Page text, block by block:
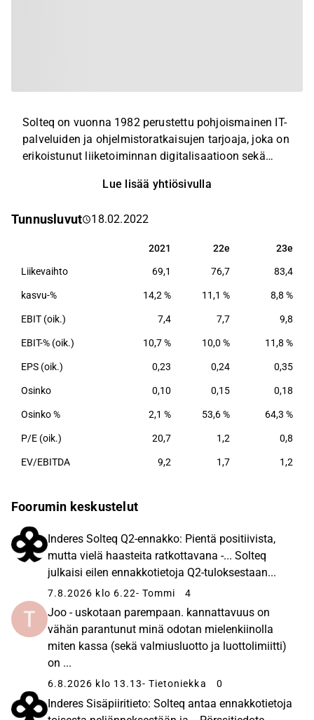
Solteq on vuonna 1982 perustettu pohjoismainen IT-
palveluiden ja ohjelmistoratkaisujen tarjoaja, joka on
erikoistunut liiketoiminnan digitalisaatioon sekä
toimialoja, joista yhtiöllä on pitkäaikainen kokemus,
toimii Pohjoismaissa ja muutamissa muissa
sähköisen liiketoiminnan kehityksen konsultoinnista
ja palvelumuotoilusta toteutuksiin ja ylläpitoon.
segmenttiin Solteq Digital ja Solteq Softwareen.
Lue lisää yhtiösivulla
Tunnusluvut 18.02.2022
2021 22e 23e
2021 22e 23e
Liikevaihto 69,1 76,7 83,4
kasvu-% 14,2 % 11,1 % 8,8 %
EBIT (oik.) 7,4 7,7 9,8
EBIT-% (oik.) 10,7 % 10,0 % 11,8 %
EPS (oik.) 0,23 0,24 0,35
Osinko 0,10 0,15 0,18
Osinko % 2,1 % 53,6 % 64,3 %
P/E (oik.) 20,7 1,2 0,8
EV/EBITDA 9,2 1,7 1,2
Foorumin keskustelut
Inderes Solteq Q2-ennakko: Pientä positiivista,
mutta vielä haasteita ratkottavana -... Solteq
julkaisi eilen ennakkotietoja Q2-tuloksestaan...
7.8.2026 klo 6.22- Tommi 4
Joo - uskotaan parempaan. kannattavuus on
vähän parantunut minä odotan mielenkiinolla
miten kassa (sekä valmiusluotto ja luottolimiitti)
on ...
6.8.2026 klo 13.13- Tietoniekka 0
Inderes Sisäpiiritieto: Solteq antaa ennakkotietoja